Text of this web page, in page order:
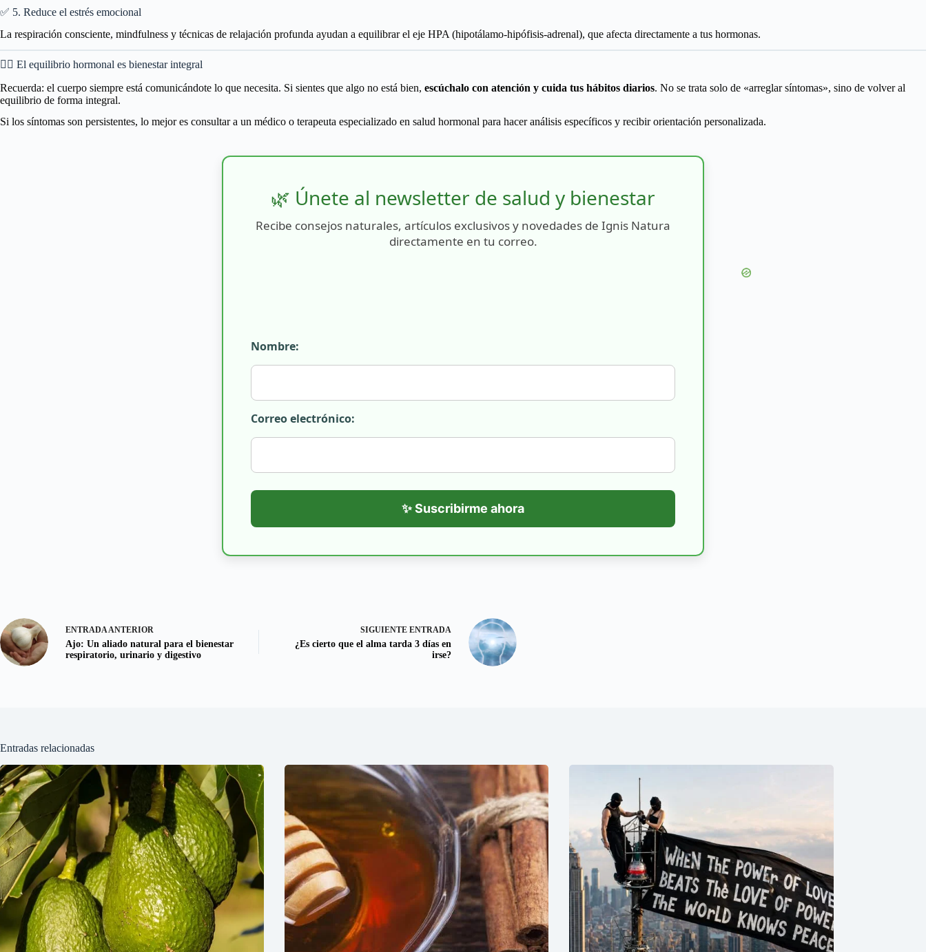
✅ 5. Reduce el estrés emocional
La respiración consciente, mindfulness y técnicas de relajación profunda ayudan a equilibrar el eje HPA (hipotálamo-hipófisis-adrenal), que afecta directamente a tus hormonas.
🧘‍♀️ El equilibrio hormonal es bienestar integral
Recuerda: el cuerpo siempre está comunicándote lo que necesita. Si sientes que algo no está bien, escúchalo con atención y cuida tus hábitos diarios. No se trata solo de «arreglar síntomas», sino de volver al
equilibrio de forma integral.
Si los síntomas son persistentes, lo mejor es consultar a un médico o terapeuta especializado en salud hormonal para hacer análisis específicos y recibir orientación personalizada.
🌿 Únete al newsletter de salud y bienestar
Recibe consejos naturales, artículos exclusivos y novedades de Ignis Natura
directamente en tu correo.
Nombre:
Correo electrónico:
✨ Suscribirme ahora
ENTRADAANTERIOR
Ajo: Un aliado natural para el bienestar
respiratorio, urinario y digestivo
SIGUIENTE ENTRADA
¿Es cierto que el alma tarda 3 días en
irse?
Entradas relacionadas